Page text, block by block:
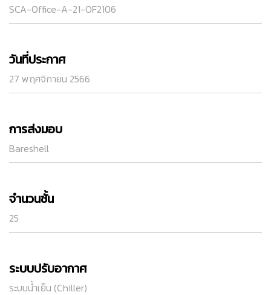
SCA-Office-A-21-OF2106
วันที่ประกาศ
27 พฤศจิกายน 2566
การส่งมอบ
Bareshell
จำนวนชั้น
25
ระบบปรับอากาศ
ระบบน้ำเย็น (Chiller)